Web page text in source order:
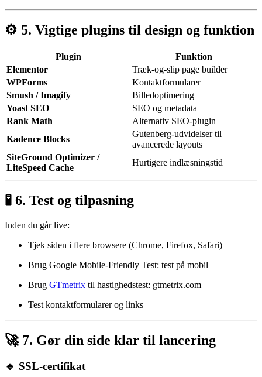
⚙️ 5. Vigtige plugins til design og funktion
Plugin
Funktion
Elementor
Træk-og-slip page builder
WPForms
Kontaktformularer
Smush / Imagify
Billedoptimering
Yoast SEO
SEO og metadata
Rank Math
Alternativ SEO-plugin
Kadence Blocks
Gutenberg-udvidelser til
avancerede layouts
SiteGround Optimizer /
LiteSpeed Cache
Hurtigere indlæsningstid
🧪 6. Test og tilpasning
Inden du går live:
Tjek siden i flere browsere (Chrome, Firefox, Safari)
Brug Google Mobile-Friendly Test: test på mobil
Brug GTmetrix til hastighedstest: gtmetrix.com
Test kontaktformularer og links
🚀 7. Gør din side klar til lancering
🔹 SSL-certifikat